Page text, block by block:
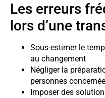
Les erreurs
lors d’une
Sous-estimer le
au changement
Négliger la
personnes
Imposer des